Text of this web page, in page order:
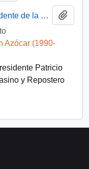
Almuerzo que ofrece S.E. El Presidente de la República
Azócar (1990-
Patricio
y Repostero